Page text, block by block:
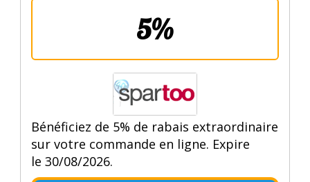
5%
Bénéficiez de 5% de rabais extraordinaire
sur votre commande en ligne. Expire
le 30/08/2026.